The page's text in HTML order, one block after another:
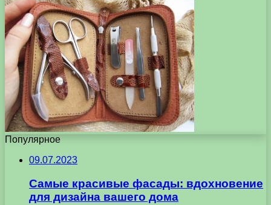
Популярное
09.07.2023
Самые красивые фасады: вдохновение
для дизайна вашего дома